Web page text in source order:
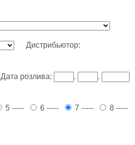
Дистрибьютор:
Дата розлива: .
.
5 ----- 6 ----- 7 -----
8 -----